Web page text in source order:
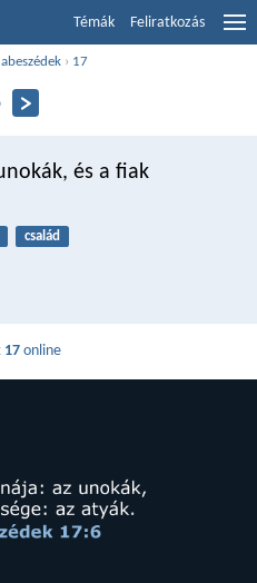
Témák Feliratkozás
› 17
és a fiak
család
17 online